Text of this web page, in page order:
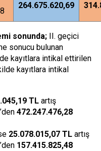
264.675.620,69
sonunda; II. geçici
sonucu bulunan
kayıtlara intikal ettirilen
kayıtlara intikal
TL artış
’den 472.247.476,28
25.078.015,07 TL artış
’den 157.415.825,48